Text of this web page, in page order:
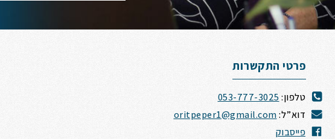
פרטי התקשרות
טלפון:053-777-3025
דוא”ל:oritpeper1@gmail.com
פייסבוק